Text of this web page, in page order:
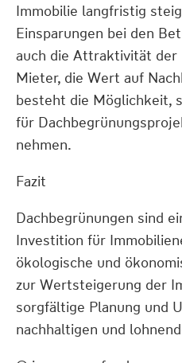
Immobilie langfristig
Einsparungen bei den
auch die Attraktivität der
Mieter, die Wert auf
besteht die Möglichkeit,
für
nehmen.
Fazit
Dachbegrünungen sind
Investition für
ökologische und
zur Wertsteigerung der
sorgfältige Planung und
nachhaltigen und